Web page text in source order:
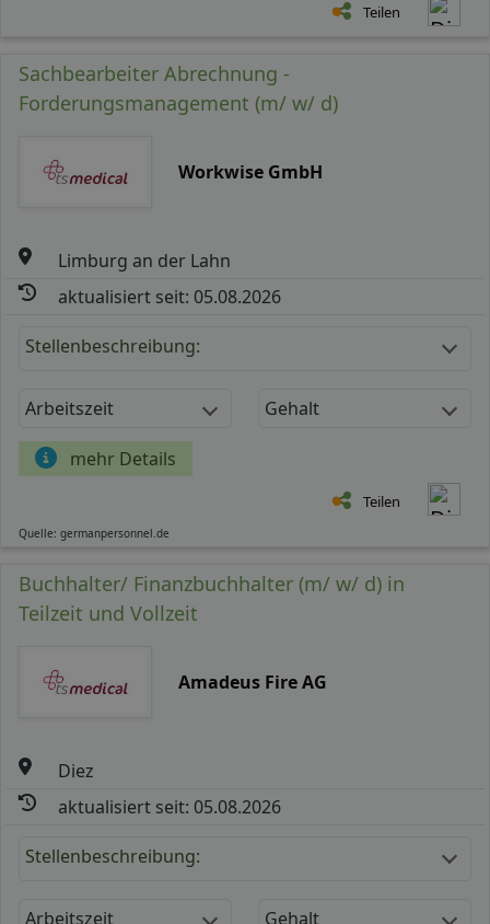
Teilen
Sachbearbeiter Abrechnung -
Forderungsmanagement (m/ w/ d)
Workwise GmbH
Limburg an der Lahn
aktualisiert seit: 05.08.2026
Stellenbeschreibung:
Arbeitszeit Gehalt
mehr Details
Teilen
Quelle: germanpersonnel.de
Buchhalter/ Finanzbuchhalter (m/ w/ d) in
Teilzeit und Vollzeit
Amadeus Fire AG
Diez
aktualisiert seit: 05.08.2026
Stellenbeschreibung:
Arbeitszeit Gehalt